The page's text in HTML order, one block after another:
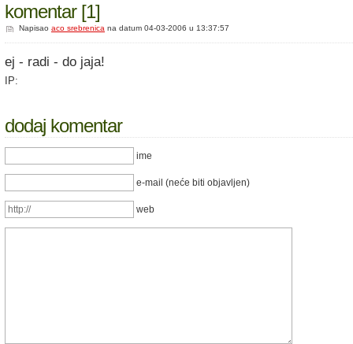
komentar [1]
Napisao aco srebrenica na datum 04-03-2006 u 13:37:57
ej - radi - do jaja!
IP:
dodaj komentar
ime
e-mail (neće biti objavljen)
web